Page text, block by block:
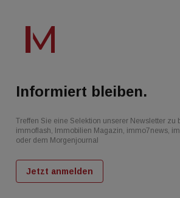
Informiert bleiben.
Treffen Sie eine Selektion unserer Newsletter zu
immoflash, Immobilien Magazin, immo7news,
oder dem Morgenjournal
Jetzt anmelden